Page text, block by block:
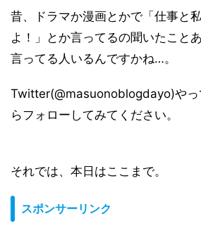
昔、ドラマか漫画とかで「仕事と
よ！」とか言ってるの聞いたこと
言ってる人いるんですかね…。
Twitter(@masuonoblogdayo)やっ
らフォローしてみてください。
それでは、本日はここまで。
スポンサーリンク